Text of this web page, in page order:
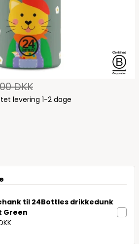
DKK
levering 1-2 dage
til 24Bottles drikkedunk
Green